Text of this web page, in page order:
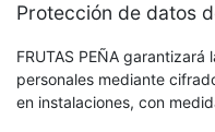
Protección de datos
FRUTAS PEÑA
personales mediante
en instalaciones, con